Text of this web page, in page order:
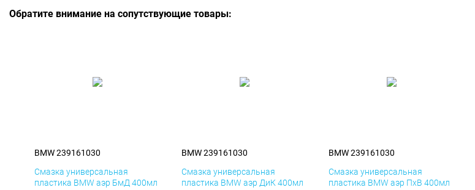
Обратите внимание на сопутствующие товары:
BMW 239161030
Смазка универсальная
пластика BMW аэр БмД 400мл
BMW 239161030
Смазка универсальная
пластика BMW аэр ДиК 400мл
BMW 239161030
Смазка универсальная
пластика BMW аэр ПхВ 400мл